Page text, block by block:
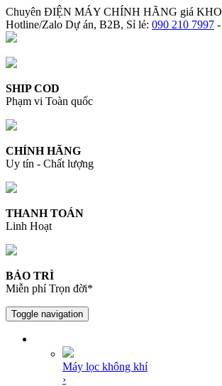
Chuyên ĐIỆN MÁY CHÍNH HÃNG giá KHO
Hotline/Zalo Dự án, B2B, Sỉ lẻ: 090 210 7997 -
SHIP COD
Phạm vi Toàn quốc
CHÍNH HÃNG
Uy tín - Chất lượng
THANH TOÁN
Linh Hoạt
BẢO TRÌ
Miễn phí Trọn đời*
Toggle navigation
Máy lọc không khí
›